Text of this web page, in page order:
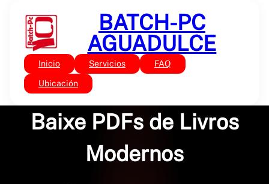
contenido
BATCH-PC
AGUADULCE
Inicio Servicios FAQ
Ubicación
Sin categoría
O Medo e a Ternura :
Baixe PDFs de Livros
Modernos